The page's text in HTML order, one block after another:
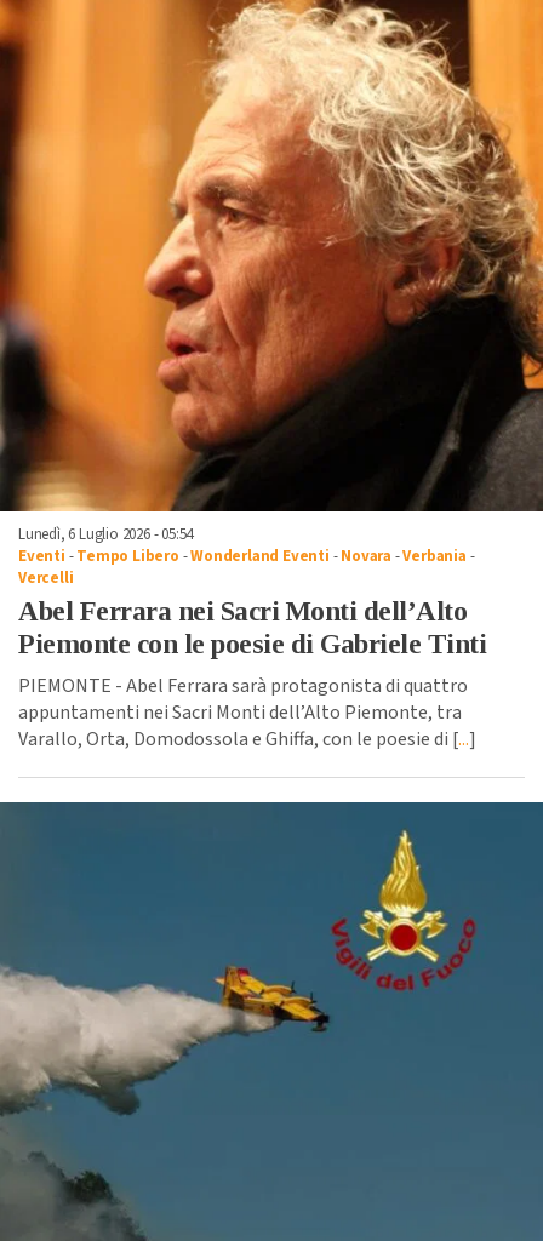
Lunedì, 6 Luglio 2026 - 05:54
Eventi -Tempo Libero -Wonderland Eventi -Novara -Verbania -
Vercelli
Abel Ferrara nei Sacri Monti dell’Alto
Piemonte con le poesie di Gabriele Tinti
PIEMONTE - Abel Ferrara sarà protagonista di quattro
appuntamenti nei Sacri Monti dell’Alto Piemonte, tra
Varallo, Orta, Domodossola e Ghiffa, con le poesie di [...]